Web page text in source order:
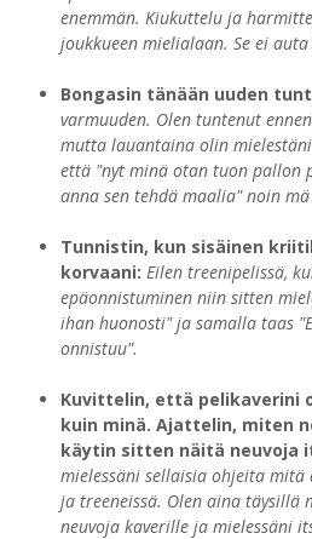
enemmän. Kiukuttelu ja
joukkueen mielialaan. Se ei auta
Bongasin tänään uuden
varmuuden. Olen tuntenut
mutta lauantaina olin
että "nyt minä otan tuon pallon
anna sen tehdä maalia" noin
Tunnistin, kun sisäinen
korvaani: Eilen treenipelissä,
epäonnistuminen niin sitten
ihan huonosti" ja samalla taas
onnistuu".
Kuvittelin, että pelikaverini
kuin minä. Ajattelin, miten
käytin sitten näitä neuvoja
mielessäni sellaisia ohjeita
ja treeneissä. Olen aina täysillä
neuvoja kaverille ja mielessäni